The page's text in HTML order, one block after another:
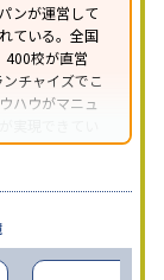
ト調査方法を参
ンが運営して
ている。全国
400校が直営
チャイズでこ
ハウがマニュ
実現できてい